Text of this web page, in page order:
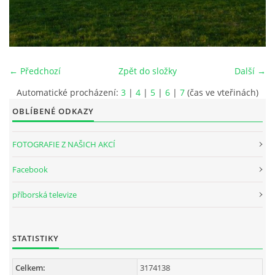
INTERNÍ SEKCE
← Předchozí Další →
Zpět do složky
Automatické procházení: 3 | 4 | 5 | 6 | 7 (čas ve vteřinách)
OBLÍBENÉ ODKAZY
FOTOGRAFIE Z NAŠICH AKCÍ
Facebook
příborská televize
STATISTIKY
Celkem: 3174138